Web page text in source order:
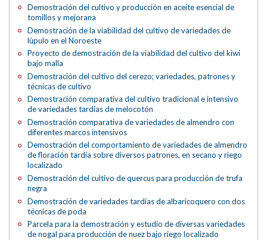
Demostración del cultivo y producción en aceite esencial de
tomillos y mejorana
Demostración de la viabilidad del cultivo de variedades de
lúpulo en el Noroeste
Proyecto de demostración de la viabilidad del cultivo del kiwi
bajo malla
Demostración del cultivo del cerezo; variedades, patrones y
técnicas de cultivo
Demostración comparativa del cultivo tradicional e intensivo
de variedades tardías de melocotón
Demostración comparativa de variedades de almendro con
diferentes marcos intensivos
Demostración del comportamiento de variedades de almendro
de floración tardía sobre diversos patrones, en secano y riego
localizado
Demostración del cultivo de quercus para producción de trufa
negra
Demostración de variedades tardías de albaricoquero con dos
técnicas de poda
Parcela para la demostración y estudio de diversas variedades
de nogal para producción de nuez bajo riego localizado